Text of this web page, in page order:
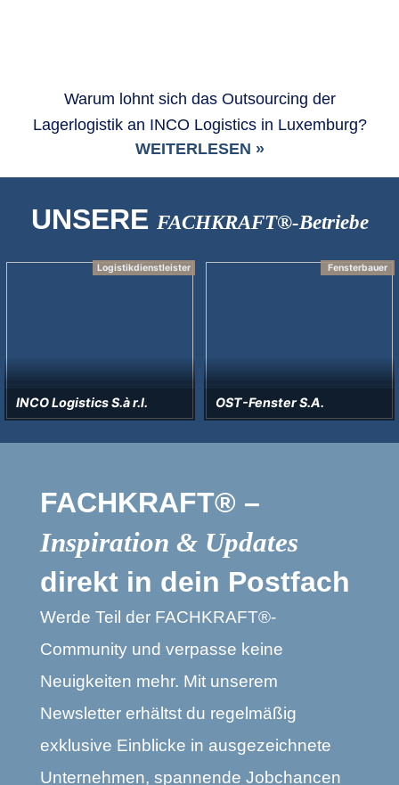
Warum lohnt sich das Outsourcing der
Lagerlogistik an INCO Logistics in Luxemburg?
WEITERLESEN »
UNSERE FACHKRAFT®-Betriebe
Logistikdienstleister
Logistics S.à r.l.
Fensterbauer
OST-Fenster S.A.
FACHKRAFT® –
Inspiration & Updates
direkt in dein Postfach
Werde Teil der FACHKRAFT®-
Community und verpasse keine
Neuigkeiten mehr. Mit unserem
Newsletter erhältst du regelmäßig
exklusive Einblicke in ausgezeichnete
Unternehmen, spannende Jobchancen